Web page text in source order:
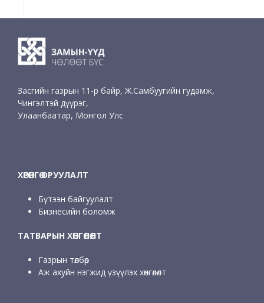
Засгийн газрын 11-р байр, Ж.Самбуугийн гудамж,
Чингэлтэй дүүрэг,
Улаанбаатар, Монгол Улс
ХӨРӨНГӨ ОРУУЛАЛТ
Бүтээн байгуулалт
Бизнесийн боломж
ТАТВАРЫН ХӨНГӨЛӨЛТ
Газрын төлбөр
Аж ахуйн нэгжид үзүүлэх хөнгөлөлт